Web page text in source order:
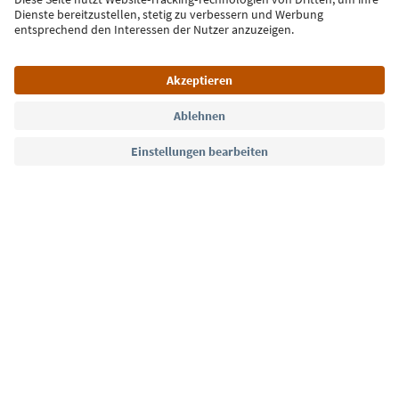
Jetzt anmelden